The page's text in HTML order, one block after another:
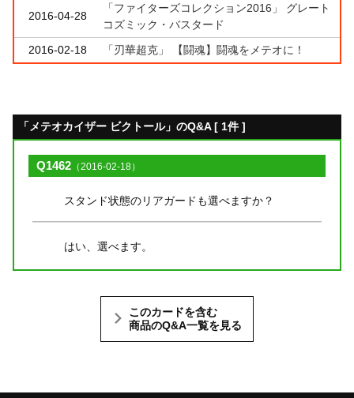
2016-04-28
「ファイターズコレクション2016」 グレート
コズミック・バスタード
2016-02-18
「刃華超克」 【闘魂】闘魂をメテオに！
「メテオカイザー ビクトール」のQ&A [ 1件 ]
Q1462 （2016-02-18）
スタンド状態のリアガードも選べますか？
はい、選べます。
このカードを含む
商品のQ&A一覧を見る